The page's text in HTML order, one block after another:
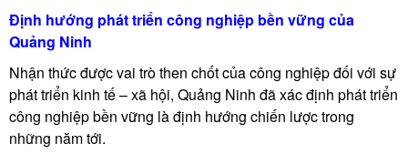
Định hướng phát triển công nghiệp bền vững của
Quảng Ninh
Nhận thức được vai trò then chốt của công nghiệp đối với sự
phát triển kinh tế – xã hội, Quảng Ninh đã xác định phát triển
công nghiệp bền vững là định hướng chiến lược trong
những năm tới.